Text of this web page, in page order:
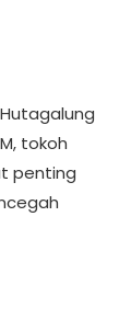
tokoh
penting